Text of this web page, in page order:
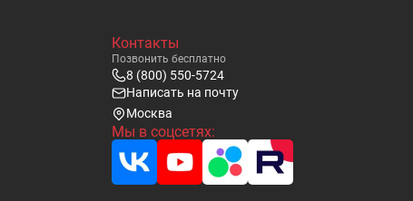
Контакты
Позвонить бесплатно
8 (800) 550-5724
Написать на почту
Москва
Мы в соцсетях: